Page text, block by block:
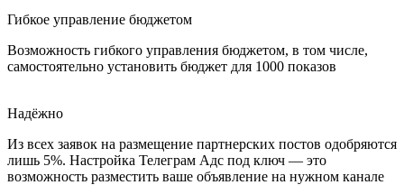
Гибкое управление бюджетом
Возможность гибкого управления бюджетом, в том числе,
самостоятельно установить бюджет для 1000 показов
Надёжно
Из всех заявок на размещение партнерских постов одобряются
лишь 5%. Настройка Телеграм Адс под ключ — это
возможность разместить ваше объявление на нужном канале